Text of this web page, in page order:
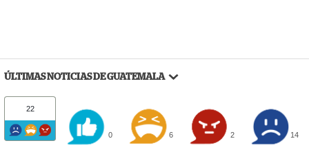
ÚLTIMAS NOTICIAS DE GUATEMALA
22
0 6 2 14